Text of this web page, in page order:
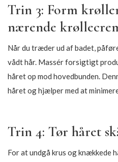
Trin 3: Form
nærende
Når du træder ud af badet,
vådt hår. Massér forsigtigt
håret op mod hovedbunden.
håret og hjælper med at
Trin 4: Tør håret
For at undgå krus og knækkede